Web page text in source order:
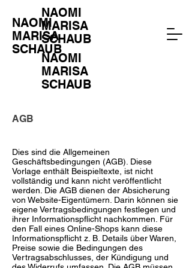
NAOMI
MARISA
SCHAUB
NAOMI
MARISA
SCHAUB
NAOMI
MARISA
SCHAUB
AGB
Dies sind die Allgemeinen
Geschäftsbedingungen (AGB). Diese
Vorlage enthält Beispieltexte, ist nicht
vollständig und kann nicht veröffentlicht
werden. Die AGB dienen der Absicherung
von Website-Eigentümern. Darin können sie
eigene Vertragsbedingungen festlegen und
ihrer Informationspflicht nachkommen. Für
den Fall eines Online-Shops kann diese
Informationspflicht z. B. Details über Waren,
Preise sowie die Bedingungen des
Vertragsabschlusses, der Kündigung und